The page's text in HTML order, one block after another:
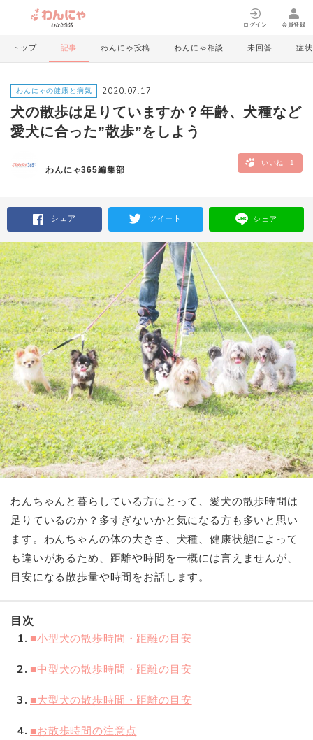
ログイン 会員登録
トップ 記事 わんにゃ投稿 わんにゃ相談 未回答 症状
わんにゃの健康と病気 2020.07.17
犬の散歩は足りていますか？年齢、犬種など
愛犬に合った”散歩”をしよう
わんにゃ365編集部
いいね 1
シェア ツイート シェア
わんちゃんと暮らしている方にとって、愛犬の散歩時間は
足りているのか？多すぎないかと気になる方も多いと思い
ます。わんちゃんの体の大きさ、犬種、健康状態によって
も違いがあるため、距離や時間を一概には言えませんが、
目安になる散歩量や時間をお話します。
目次
1 ■小型犬の散歩時間・距離の目安
2 ■中型犬の散歩時間・距離の目安
3 ■大型犬の散歩時間・距離の目安
4 ■お散歩時間の注意点